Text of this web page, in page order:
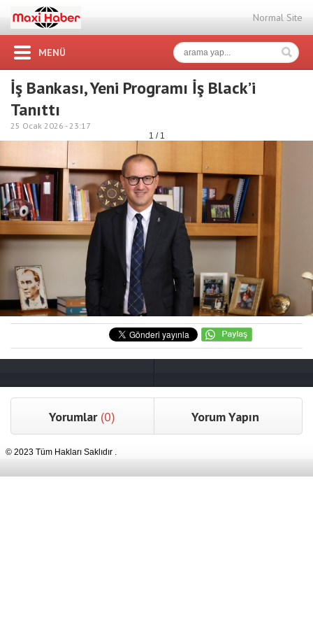
Normal Site
MENÜ
İş Bankası, Yeni Programı İş Black’i
Tanıttı
25 Ocak 2026 -23:17
1 / 1
Yorumlar (0) Yorum Yapın
© 2023 Tüm Hakları Saklıdır .